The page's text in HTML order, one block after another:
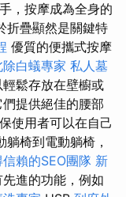
，按摩成為全身的
折疊顯然是關鍵特
優質的便攜式按摩
除白蟻專家 私人墓
鬆存放在壁櫥或
提供絕佳的腰部
使用者可以在自己
躺椅到電動躺椅，
賴的SEO團隊 新
進的功能，例如